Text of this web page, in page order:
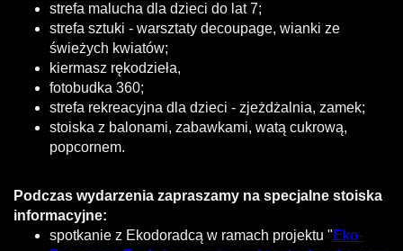
strefa malucha dla dzieci do lat 7;
strefa sztuki - warsztaty decoupage, wianki ze
świeżych kwiatów;
kiermasz rękodzieła,
fotobudka 360;
strefa rekreacyjna dla dzieci - zjeżdżalnia, zamek;
stoiska z balonami, zabawkami, watą cukrową,
popcornem.
Podczas wydarzenia zapraszamy na specjalne stoiska
informacyjne:
spotkanie z Ekodoradcą w ramach projektu "Eko-